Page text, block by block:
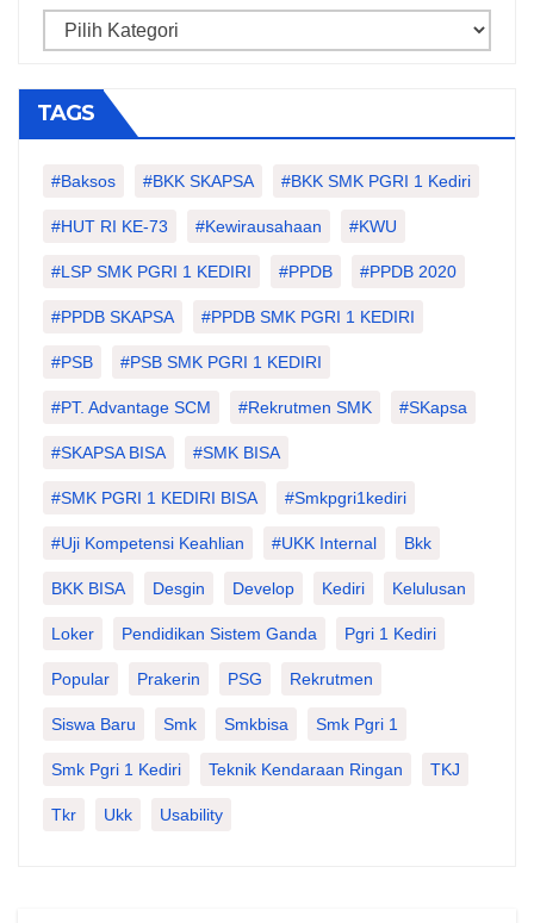
Categories
TAGS
#Baksos #BKK SKAPSA #BKK SMK PGRI 1 Kediri
#HUT RI KE-73 #kewirausahaan #KWU
#LSP SMK PGRI 1 KEDIRI #PPDB #PPDB 2020
#PPDB SKAPSA #PPDB SMK PGRI 1 KEDIRI
#PSB #PSB SMK PGRI 1 KEDIRI
#PT. Advantage SCM #Rekrutmen SMK #SKapsa
#SKAPSA BISA #SMK BISA
#SMK PGRI 1 KEDIRI BISA #smkpgri1kediri
#Uji Kompetensi Keahlian #UKK Internal Bkk
BKK BISA Desgin Develop Kediri Kelulusan
Loker Pendidikan Sistem Ganda Pgri 1 Kediri
Popular Prakerin PSG Rekrutmen
Siswa Baru Smk Smkbisa Smk Pgri 1
Smk Pgri 1 Kediri Teknik Kendaraan Ringan TKJ
Tkr Ukk Usability